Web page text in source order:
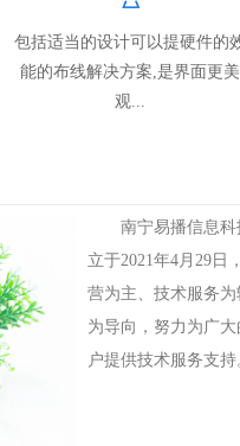
包括适当的设计可以提硬件的
能的布线解决方案,是界面更美
观...
南宁易播信息科
立于2021年4月29日
营为主、技术服务
为导向，努力为广
户提供技术服务支持